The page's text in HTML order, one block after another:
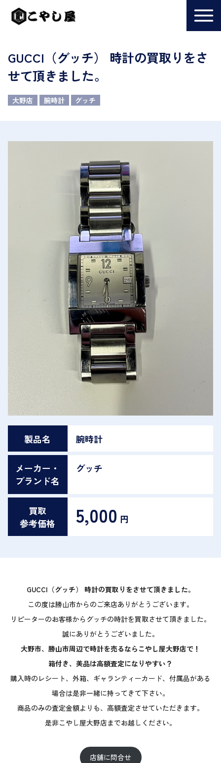
GUCCI（グッチ） 時計の買取りをさ
せて頂きました。
大野店 腕時計 グッチ
製品名 腕時計
メーカー・
ブランド名
グッチ
買取
参考価格
5,000 円
GUCCI（グッチ） 時計の買取りをさせて頂きました。
この度は勝山市からのご来店ありがとうございます。
リピーターのお客様からグッチの時計を買取させて頂きました。
誠にありがとうございました。
大野市、勝山市周辺で時計を売るならこやし屋大野店で！
箱付き、美品は高額査定になりやすい？
購入時のレシート、外箱、ギャランティーカード、付属品がある
場合は是非一緒に持ってきて下さい。
商品のみの査定金額よりも、高額査定させていただきます。
是非こやし屋大野店までお越しください。
店舗に問合せ